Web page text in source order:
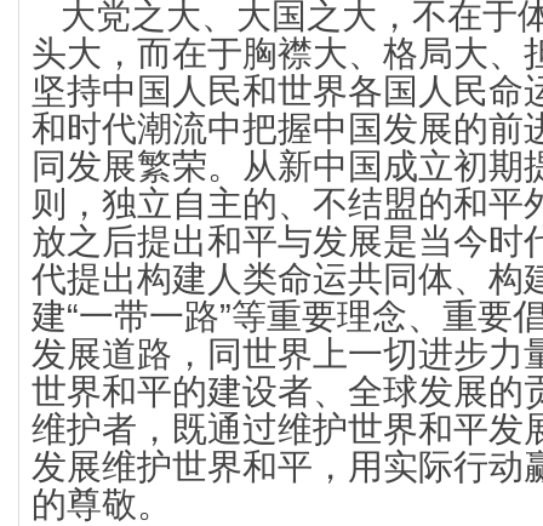
大党之大、大国之大，不在于
头大，而在于胸襟大、格局大、
坚持中国人民和世界各国人民命
和时代潮流中把握中国发展的前
同发展繁荣。从新中国成立初期
则，独立自主的、不结盟的和平
放之后提出和平与发展是当今时
代提出构建人类命运共同体、构
建“一带一路”等重要理念、重要
发展道路，同世界上一切进步力
世界和平的建设者、全球发展的
维护者，既通过维护世界和平发
发展维护世界和平，用实际行动
的尊敬。